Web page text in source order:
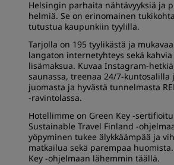
Helsingin parhaita nähtävyyksiä ja
helmiä. Se on erinomainen
tutustua kaupunkiin tyylillä.
Tarjolla on 195 tyylikästä ja
langaton internetyhteys sekä
lisämaksua. Kuvaa Instagram-
saunassa, treenaa 24/7-kuntosalilla
juomasta ja hyvästä tunnelmasta
-ravintolassa.
Hotellimme on Green Key -
Sustainable Travel Finland -
yöpyminen tukee älykkäämpää ja
matkailua sekä parempaa
Key -ohjelmaan lähemmin täällä.